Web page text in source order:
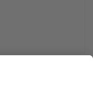
der das
als beim
aber nach den
«Ich